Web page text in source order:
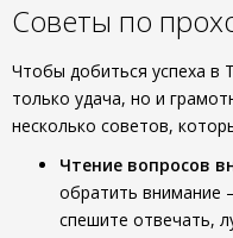
Советы по
Чтобы добиться успеха в
только удача, но и
несколько советов,
Чтение вопросов
обратить внимание
спешите отвечать,